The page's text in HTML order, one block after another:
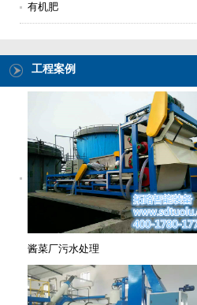
有机肥
工程案例
酱菜厂污水处理